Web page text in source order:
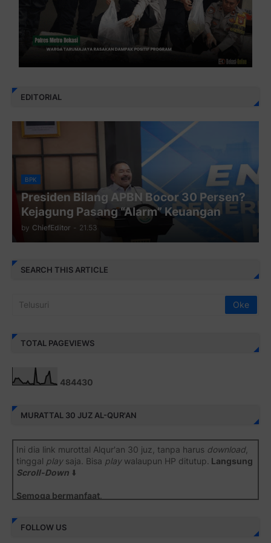
EDITORIAL
BPK
Presiden Bilang APBN Bocor 30 Persen?
Kejagung Pasang “Alarm” Keuangan
by ChiefEditor - 21.53
SEARCH THIS ARTICLE
TOTAL PAGEVIEWS
484430
MURATTAL 30 JUZ AL-QUR'AN
Ini dia link murottal Alqur'an 30 juz, tanpa harus download,
tinggal playsaja. Bisa playwalaupun HP ditutup. Langsung
Scroll-Down ⬇️
Semoga bermanfaat
Juz 1 ⇨
FOLLOW US